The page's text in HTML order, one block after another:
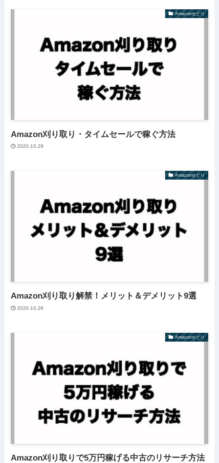
Amazonせどり
Amazon刈り取り・タイムセールで稼ぐ方法
2020.10.28
Amazonせどり
Amazon刈り取り解禁！メリット＆デメリット9選
2020.10.26
Amazonせどり
Amazon刈り取りで5万円稼げる中古のリサーチ方法